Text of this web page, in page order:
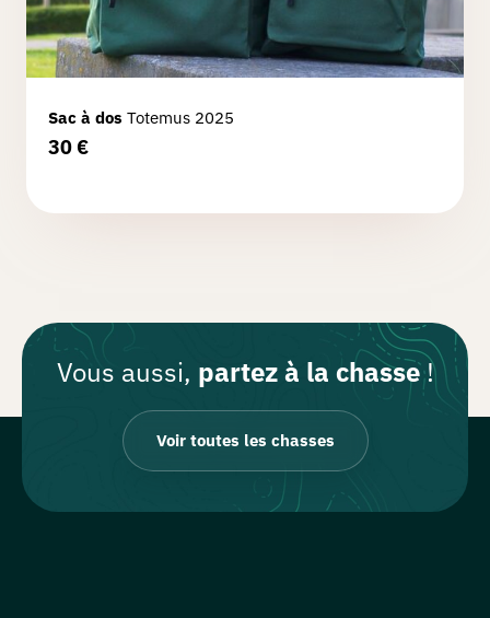
Sac à dos Totemus 2025
30 €
Vous aussi, partez à la chasse!
Voir toutes les chasses